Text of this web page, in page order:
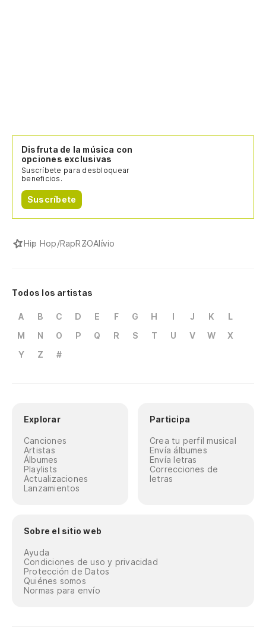
Disfruta de la música con
opciones exclusivas
Suscríbete para desbloquear
beneficios.
Suscríbete
Hip Hop/RapRZOAlívio
Todos los artistas
A B C D E F G H I J K
L
M
N O P Q R S T U V W
X
Y
Z #
Explorar
Canciones
Artistas
Álbumes
Playlists
Actualizaciones
Lanzamientos
Participa
Crea tu perfil musical
Envía álbumes
Envía letras
Correcciones de
letras
Sobre el sitio web
Ayuda
Condiciones de uso y privacidad
Protección de Datos
Quiénes somos
Normas para envío